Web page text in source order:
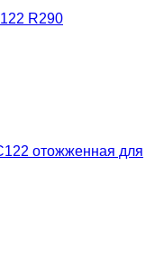
R290
отожженная для